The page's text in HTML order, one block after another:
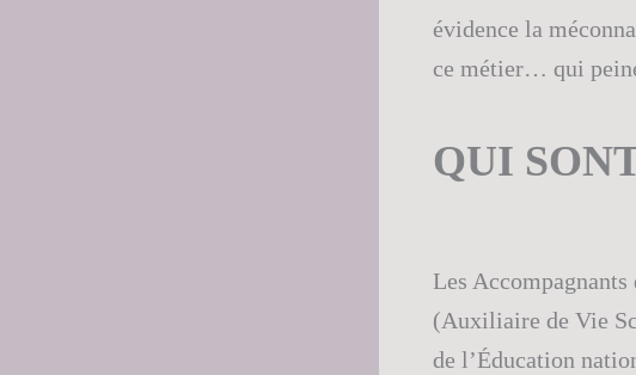
évidence la
ce métier… qui
QUI
Les
(Auxiliaire de Vie
de l’Éducation